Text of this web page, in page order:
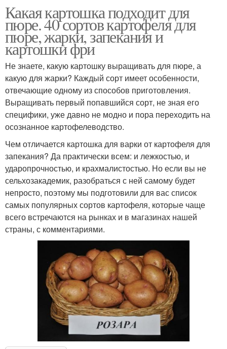
Какая картошка подходит для
пюре. 40 сортов картофеля для
пюре, жарки, запекания и
картошки фри
Не знаете, какую картошку выращивать для пюре, а
какую для жарки? Каждый сорт имеет особенности,
отвечающие одному из способов приготовления.
Выращивать первый попавшийся сорт, не зная его
специфики, уже давно не модно и пора переходить на
осознанное картофелеводство.
Чем отличается картошка для варки от картофеля для
запекания? Да практически всем: и лежкостью, и
ударопрочностью, и крахмалистостью. Но если вы не
сельхозакадемик, разобраться с ней самому будет
непросто, поэтому мы подготовили для вас список
самых популярных сортов картофеля, которые чаще
всего встречаются на рынках и в магазинах нашей
страны, с комментариями.